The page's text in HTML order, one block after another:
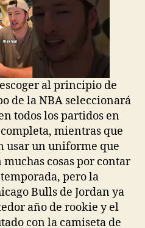
al principio de
de la NBA seleccionará
todos los partidos en
mientras que
usar un uniforme que
cosas por contar
pero la
Bulls de Jordan ya
año de rookie y el
con la camiseta de